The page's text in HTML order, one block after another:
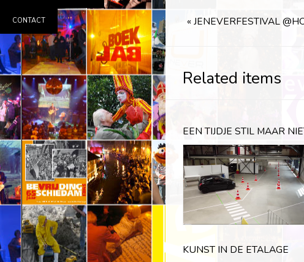
CONTACT « JENEVERFESTIVAL
Related items
EEN TIJDJE STIL MAAR
KUNST IN DE ETALAGE